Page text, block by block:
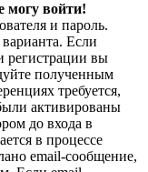
могу войти!
и пароль.
Если
регистрации вы
полученным
требуется,
активированы
до входа в
в процессе
email-сообщение,